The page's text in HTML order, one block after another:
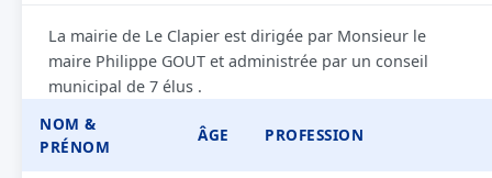
La mairie de Le Clapier est dirigée par Monsieur le
maire Philippe GOUT et administrée par un conseil
municipal de 7 élus .
NOM &
PRÉNOM
ÂGE PROFESSION